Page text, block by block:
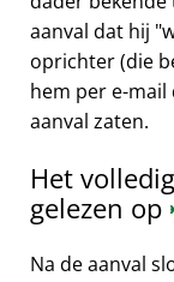
aanval dat hij
oprichter (die
hem per e-mail
aanval zaten.
Het
gelezen op
Na de aanval